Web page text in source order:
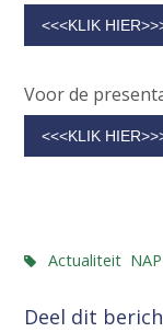
<<<KLIK
Voor de
<<<KLIK
Actualiteit NAP
Deel dit